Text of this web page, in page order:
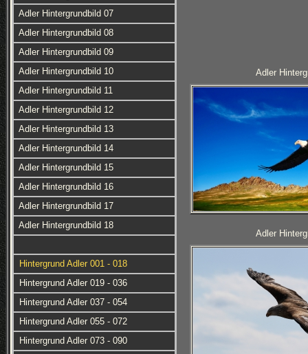
Adler Hintergrundbild 07
Adler Hintergrundbild 08
Adler Hintergrundbild 09
Adler Hintergrundbild 10
Adler Hintergrundbild 11
Adler Hintergrundbild 12
Adler Hintergrundbild 13
Adler Hintergrundbild 14
Adler Hintergrundbild 15
Adler Hintergrundbild 16
Adler Hintergrundbild 17
Adler Hintergrundbild 18
Hintergrund Adler 001 - 018
Hintergrund Adler 019 - 036
Hintergrund Adler 037 - 054
Hintergrund Adler 055 - 072
Hintergrund Adler 073 - 090
Adler
Adler